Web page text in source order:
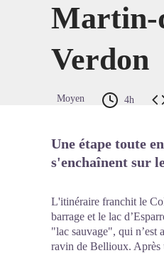
Martin-
Verdon
Moyen 4h
Une étape toute
s'enchaînent sur
L'itinéraire franchit le
barrage et le lac
"lac sauvage", qui n’est
ravin de Bellioux. Après